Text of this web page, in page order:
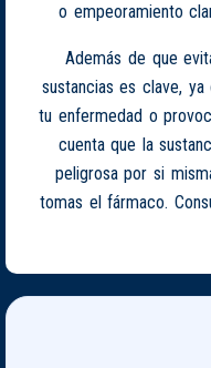
o empeoramiento
Además de que
sustancias es clave,
tu enfermedad o
cuenta que la
peligrosa por si
tomas el fármaco.